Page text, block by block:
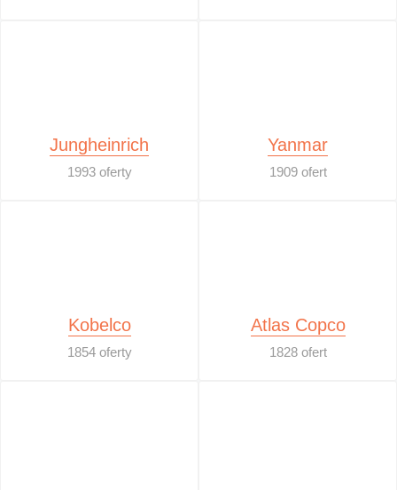
Jungheinrich
1993 oferty
Yanmar
1909 ofert
Kobelco
1854 oferty
Atlas Copco
1828 ofert